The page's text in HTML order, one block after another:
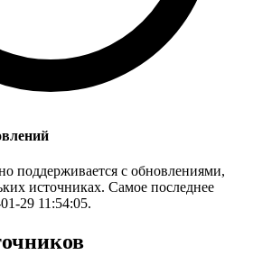
поддерживается с обновлениями,
источниках. Самое последнее
29 11:54:05.